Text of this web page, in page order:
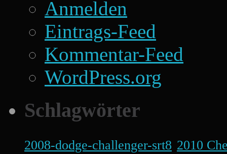
Anmelden
Eintrags-Feed
Kommentar-Feed
WordPress.org
Schlagwörter
2008-dodge-challenger-srt8 2010